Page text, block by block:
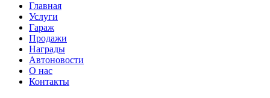
Главная
Услуги
Гараж
Продажи
Награды
Автоновости
О нас
Контакты